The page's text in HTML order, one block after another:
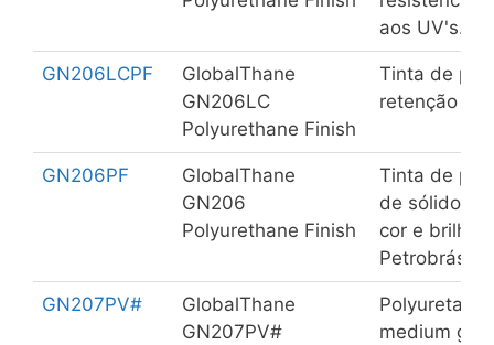
aos UV's.
GN206LCPF
GlobalThane
GN206LC
Polyurethane Finish
Tinta de
retenção de
GN206PF
GlobalThane
GN206
Polyurethane Finish
Tinta de
de sólidos,
cor e brilho.
Petrobrás
GN207PV#
GlobalThane
GN207PV#
medium